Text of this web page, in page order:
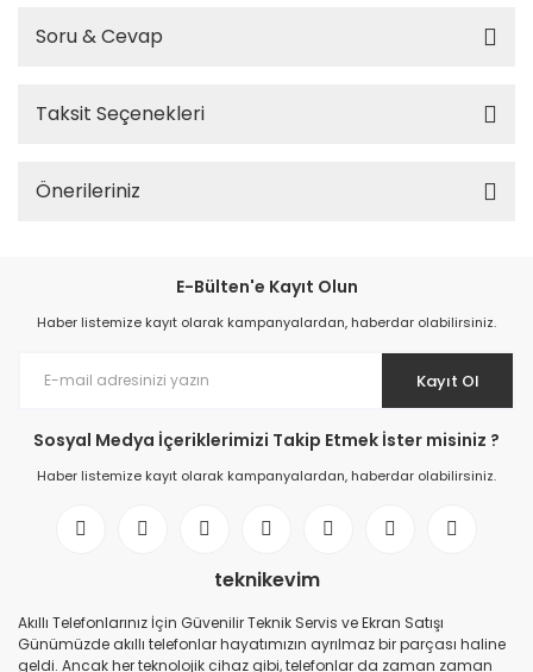
Soru & Cevap
Taksit Seçenekleri
Önerileriniz
E-Bülten'e Kayıt Olun
Haber listemize kayıt olarak kampanyalardan, haberdar olabilirsiniz.
Kayıt Ol
Sosyal Medya İçeriklerimizi Takip Etmek İster misiniz ?
Haber listemize kayıt olarak kampanyalardan, haberdar olabilirsiniz.
teknikevim
Akıllı Telefonlarınız İçin Güvenilir Teknik Servis ve Ekran Satışı
Günümüzde akıllı telefonlar hayatımızın ayrılmaz bir parçası haline
geldi. Ancak her teknolojik cihaz gibi, telefonlar da zaman zaman